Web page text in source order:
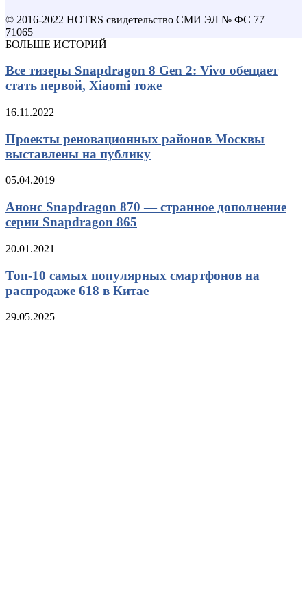
© 2016-2022 HOTRS свидетельство СМИ ЭЛ № ФС 77 —
71065
БОЛЬШЕ ИСТОРИЙ
Все тизеры Snapdragon 8 Gen 2: Vivo обещает
стать первой, Xiaomi тоже
16.11.2022
Проекты реновационных районов Москвы
выставлены на публику
05.04.2019
Анонс Snapdragon 870 — странное дополнение
серии Snapdragon 865
20.01.2021
Топ-10 самых популярных смартфонов на
распродаже 618 в Китае
29.05.2025